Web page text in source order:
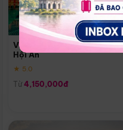
Vinpearl Resort & Golf Nam
Hội An
★ 5.0
Từ 4,150,000đ